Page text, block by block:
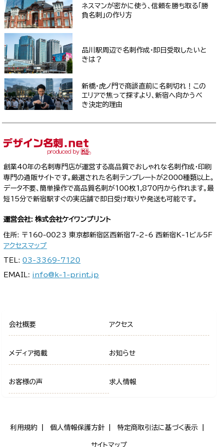
ネスマンが密かに使う、信頼を勝ち取る「勝
負名刺」の作り方
品川駅周辺で名刺作成・即日受取したいと
きは？
新橋・虎ノ門で商談直前に名刺切れ！この
エリアで焦って探すより、新宿へ向かうべ
き決定的理由
創業40年の名刺専門店が運営する高品質でおしゃれな名刺作成・印刷
専門の通販サイトです。厳選された名刺テンプレートが2000種類以上。
データ不要、簡単操作で高品質名刺が100枚1,870円から作れます。最
短15分で新宿駅すぐの実店舗で即日受け取りや発送も可能です。
運営会社: 株式会社ケイワンプリント
住所: 〒160-0023 東京都新宿区西新宿7-2-6 西新宿K-1ビル5F
アクセスマップ
TEL:03-3369-7120
EMAIL: info@k-1-print.jp
会社概要 アクセス
メディア掲載 お知らせ
お客様の声 求人情報
利用規約 個人情報保護方針 特定商取引法に基づく表示
サイトマップ